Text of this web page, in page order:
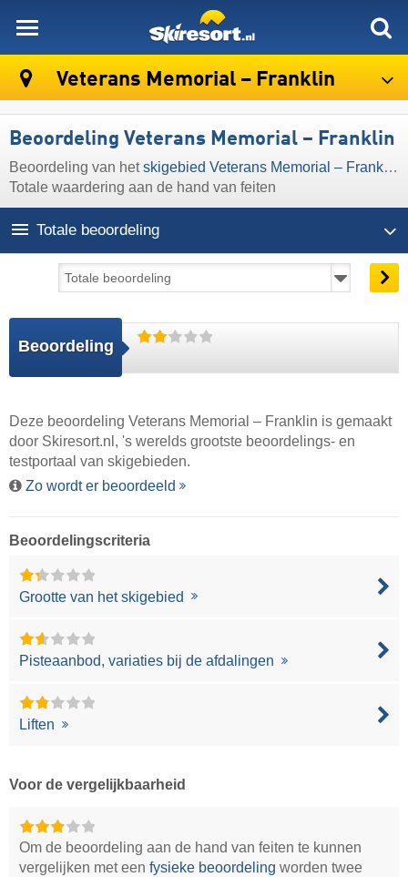
Veterans Memorial – Franklin
Beoordeling Veterans Memorial – Franklin
Beoordeling van hetskigebied Veterans Memorial – Franklin
Totale waardering aan de hand van feiten
Totale beoordeling
Beoordeling
Deze beoordeling Veterans Memorial – Franklin is gemaakt
door Skiresort.nl , 's werelds grootste beoordelings- en
testportaal van skigebieden.
Zo wordt er beoordeeld
Beoordelingscriteria
Grootte van het skigebied
Pisteaanbod, variaties bij de afdalingen
Liften
Voor de vergelijkbaarheid
Om de beoordeling aan de hand van feiten te kunnen
vergelijken met eenfysieke beoordeling worden twee